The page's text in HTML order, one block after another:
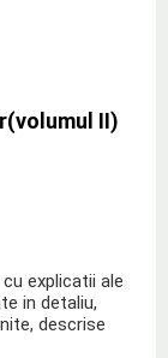
II)
explicatii ale
in detaliu,
descrise